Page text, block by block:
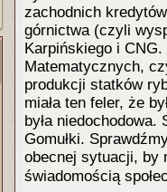
zachodnich
górnictwa (czyli
Karpińskiego i
Matematycznych,
produkcji statków
miała ten feler, że
była
Gomułki.
obecnej sytuacji, by
świadomością